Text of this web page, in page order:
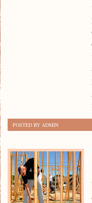
PRACOWAĆ
SIĘ
POSTED BY ADMIN